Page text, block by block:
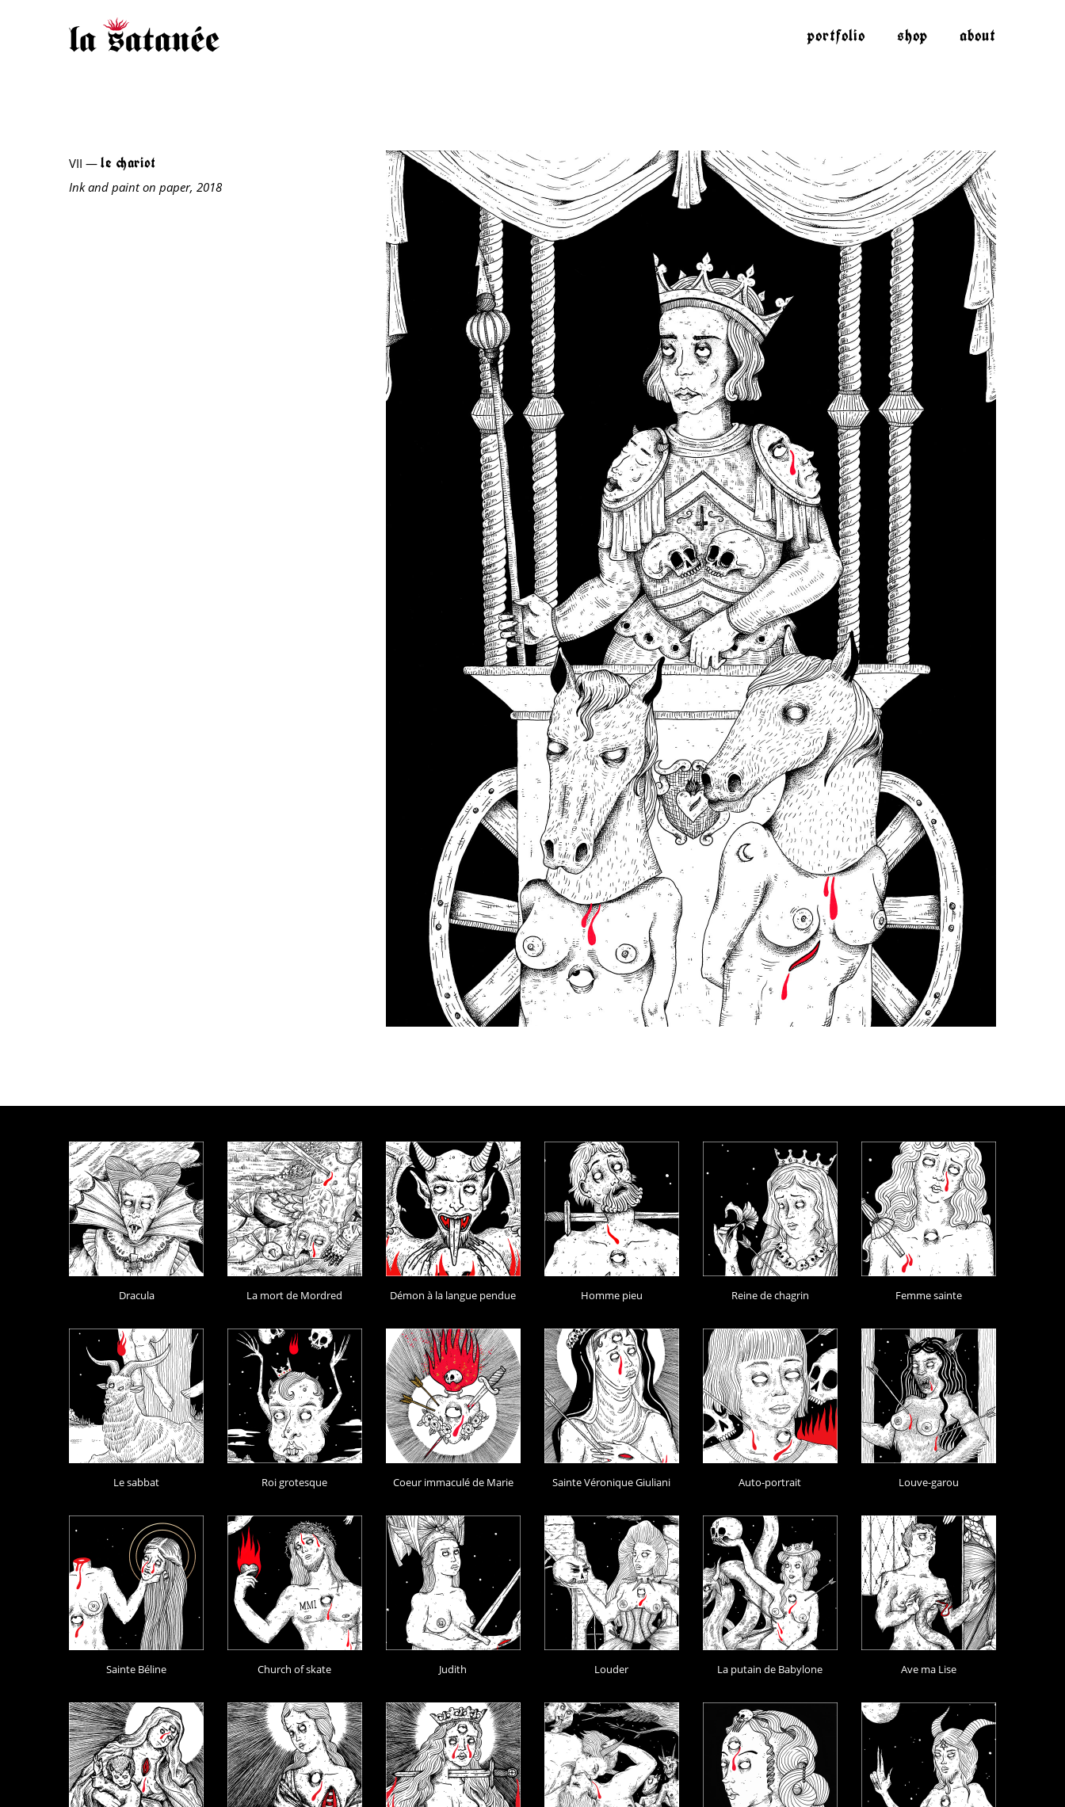
portfolio shop about
VII — le chariot
Ink and paint on paper, 2018
Dracula La mort de Mordred Démon à la langue pendue Homme pieu Reine de chagrin Femme sainte
Le sabbat Roi grotesque Coeur immaculé de Marie Sainte Véronique Giuliani Auto-portrait Louve-garou
Sainte Béline Church of skate Judith Louder La putain de Babylone Ave ma Lise